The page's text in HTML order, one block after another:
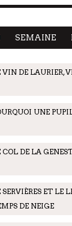
SEMAINE
VIN DE LAURIER,
UNE
COL DE LA
SERVIÈRES ET LE
DE NEIGE